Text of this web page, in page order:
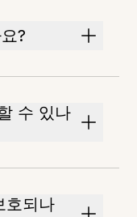
?
수 있나
호되나